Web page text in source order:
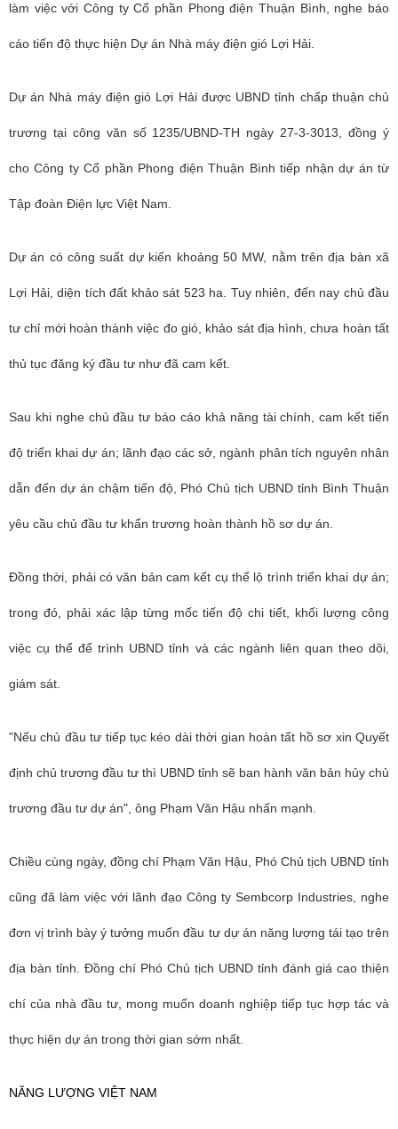
làm việc với Công ty Cổ phần Phong điện Thuận Bình, nghe báo
cáo tiến độ thực hiện Dự án Nhà máy điện gió Lợi Hải.
Dự án Nhà máy điện gió Lợi Hải được UBND tỉnh chấp thuận chủ
trương tại công văn số 1235/UBND-TH ngày 27-3-3013, đồng ý
cho Công ty Cổ phần Phong điện Thuận Bình tiếp nhận dự án từ
Tập đoàn Điện lực Việt Nam.
Dự án có công suất dự kiến khoảng 50 MW, nằm trên địa bàn xã
Lợi Hải, diện tích đất khảo sát 523 ha. Tuy nhiên, đến nay chủ đầu
tư chỉ mới hoàn thành việc đo gió, khảo sát địa hình, chưa hoàn tất
thủ tục đăng ký đầu tư như đã cam kết.
Sau khi nghe chủ đầu tư báo cáo khả năng tài chính, cam kết tiến
độ triển khai dự án; lãnh đạo các sở, ngành phân tích nguyên nhân
dẫn đến dự án chậm tiến độ, Phó Chủ tịch UBND tỉnh Bình Thuận
yêu cầu chủ đầu tư khẩn trương hoàn thành hồ sơ dự án.
Đồng thời, phải có văn bản cam kết cụ thể lộ trình triển khai dự án;
trong đó, phải xác lập từng mốc tiến độ chi tiết, khối lượng công
việc cụ thể để trình UBND tỉnh và các ngành liên quan theo dõi,
giám sát.
"Nếu chủ đầu tư tiếp tục kéo dài thời gian hoàn tất hồ sơ xin Quyết
định chủ trương đầu tư thì UBND tỉnh sẽ ban hành văn bản hủy chủ
trương đầu tư dự án", ông Phạm Văn Hậu nhấn mạnh.
Chiều cùng ngày, đồng chí Phạm Văn Hậu, Phó Chủ tịch UBND tỉnh
cũng đã làm việc với lãnh đạo Công ty Sembcorp Industries, nghe
đơn vị trình bày ý tưởng muốn đầu tư dự án năng lượng tái tạo trên
địa bàn tỉnh. Đồng chí Phó Chủ tịch UBND tỉnh đánh giá cao thiện
chí của nhà đầu tư, mong muốn doanh nghiệp tiếp tục hợp tác và
thực hiện dự án trong thời gian sớm nhất.
NĂNG LƯỢNG VIỆT NAM